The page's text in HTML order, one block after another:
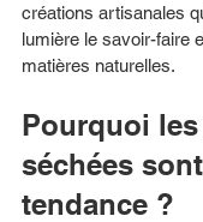
créations artisanales
lumière le savoir-faire
matières naturelles.
Pourquoi
séchées
tendance ?